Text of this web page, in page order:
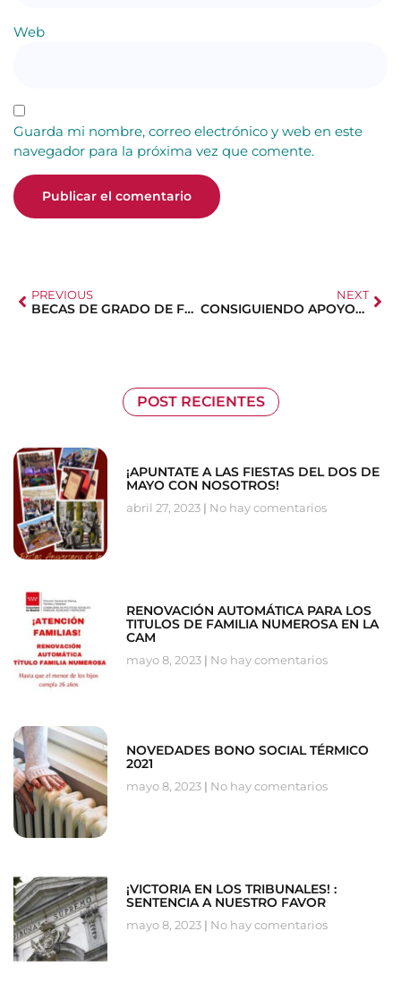
Web
Guarda mi nombre, correo electrónico y web en este
navegador para la próxima vez que comente.
PREVIOUS
BECAS DE GRADO DE FUNDACIÓN CAIXA
NEXT
CONSIGUIENDO APOYOS PARA NUESTRA IDENTIDAD
POST RECIENTES
¡APUNTATE A LAS FIESTAS DEL DOS DE
MAYO CON NOSOTROS!
abril 27, 2023 No hay comentarios
RENOVACIÓN AUTOMÁTICA PARA LOS
TITULOS DE FAMILIA NUMEROSA EN LA
CAM
mayo 8, 2023 No hay comentarios
NOVEDADES BONO SOCIAL TÉRMICO
2021
mayo 8, 2023 No hay comentarios
¡VICTORIA EN LOS TRIBUNALES! :
SENTENCIA A NUESTRO FAVOR
mayo 8, 2023 No hay comentarios